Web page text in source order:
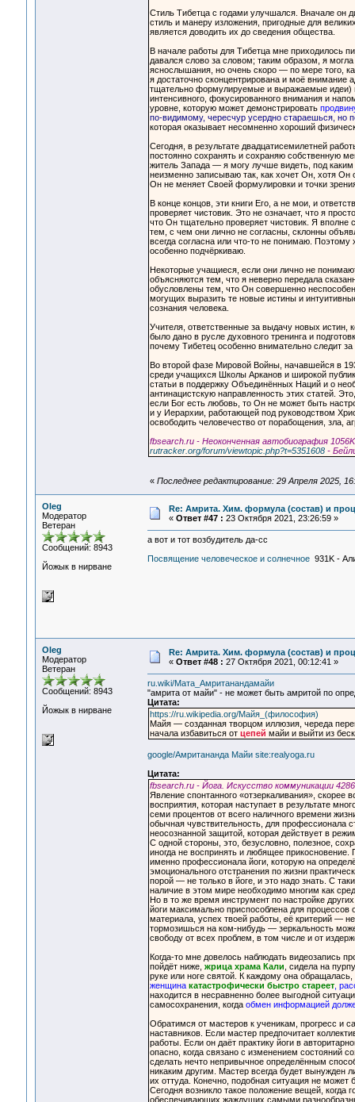
Стиль Тибетца с годами улучшался. Вначале он
стиль и манеру изложения, пригодные для
является доводить их до сведения общества.
В начале работы для Тибетца мне приходилось
давался слово за словом; таким образом, я
яснослышания, но очень скоро — по мере того,
я достаточно сконцентрирована и моё внимание
тщательно формулируемые и выражаемые идеи)
интенсивного, фокусированного внимания и
уровне, которую может демонстрировать
по-видимому, чересчур усердно стараешься, но
которая оказывает несомненно хороший
Сегодня, в результате двадцатисемилетней
постоянно сохранять и сохраняю собственную
житель Запада — я могу лучше видеть, под каким
неизменно записываю так, как хочет Он, хотя
Он не меняет Своей формулировки и точки
В конце концов, эти книги Его, а не мои, и
проверяет чистовик. Это не означает, что я
что Он тщательно проверяет чистовик. Я вполне
тем, с чем они лично не согласны, склонны
всегда согласна или что-то не понимаю. Поэтому
особенно подчёркиваю.
Некоторые учащиеся, если они лично не
объясняются тем, что я неверно передала
обусловлены тем, что Он совершенно
могущих выразить те новые истины и
сознания человека.
Учителя, ответственные за выдачу новых
было дано в русле духовного тренинга и
почему Тибетец особенно внимательно следит
Во второй фазе Мировой Войны, начавшейся в
среди учащихся Школы Арканов и широкой
статьи в поддержку Объединённых Наций и о
антинацистскую направленность этих статей.
если Бог есть любовь, то Он не может быть
и у Иерархии, работающей под руководством
освободить человечество от порабощения, зла,
fbsearch.ru - Неоконченная автобиография
rutracker.org/forum/viewtopic.php?t=5351608 -
« Последнее редактирование: 29 Апреля 2025,
Oleg
Модератор
Ветеран
Сообщений: 8943
Йожык в нирване
Re: Амрита. Хим. формула (состав) и
« Ответ #47 : 23 Октября 2021, 23:26:59 »
а вот и тот возбудитель да-сс
Посвящение человеческое и солнечное931K -
Oleg
Модератор
Ветеран
Сообщений: 8943
Йожык в нирване
Re: Амрита. Хим. формула (состав) и
« Ответ #48 : 27 Октября 2021, 00:12:41 »
ru.wiki/Мата_Амританандамайи
"амрита от майи" - не может быть амритой по
Цитата:
https://ru.wikipedia.org/Майя_(философия)
Майя — созданная творцом иллюзия, череда
начала избавиться от цепей майи и выйти из
google/Амритананда Майи site:realyoga.ru
Цитата:
fbsearch.ru - Йога. Искусство коммуникации
Явление спонтанного «отзеркаливания», скорее
восприятия, которая наступает в результате
семи процентов от всего наличного времени
обычная чувствительность, для профессионала
неосознанной защитой, которая действует в
С одной стороны, это, безусловно, полезное,
иногда не воспринять и любящее
именно профессионала йоги, которую на
эмоционального отстранения по жизни
порой — не только в йоге, и это надо знать. С
наличие в этом мире необходимо многим как
Но в то же время инструмент по настройке
йоги максимально приспособлена для
материала, успех твоей работы, её критерий —
тормозишься на ком-нибудь — зеркальность
свободу от всех проблем, в том числе и от
Когда-то мне довелось наблюдать видеозапись
пойдёт ниже, жрица храма Кали , сидела на
руке или ноге святой. К каждому она
женщина катастрофически быстро стареет,
находится в несравненно более выгодной
самосохранения, когда обмен информацией
Обратимся от мастеров к ученикам, прогресс и
наставников. Если мастер предпочитает
работы. Если он даёт практику йоги в
опасно, когда связано с изменением состояний
сделать нечто непривычное определённым
никаким другим. Мастер всегда будет вынужден
их оттуда. Конечно, подобная ситуация не может
Сегодня возникло такое положение вещей, когда
обеспечивающих жаждущих самыми